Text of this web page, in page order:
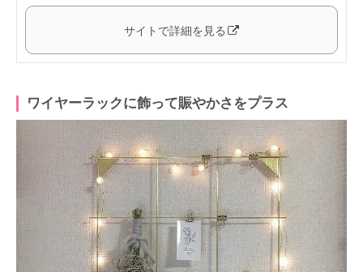
サイトで詳細を見る
ワイヤーラックに飾って賑やかさをプラス